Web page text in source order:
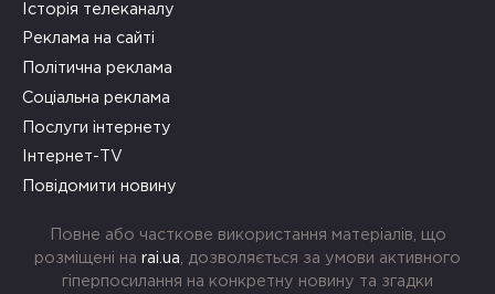
Історія телеканалу
Реклама на сайті
Політична реклама
Соціальна реклама
Послуги інтернету
Інтернет-TV
Повідомити новину
Повне або часткове використання матеріалів, що
розміщені на rai.ua , дозволяється за умови активного
гіперпосилання на конкретну новину та згадки